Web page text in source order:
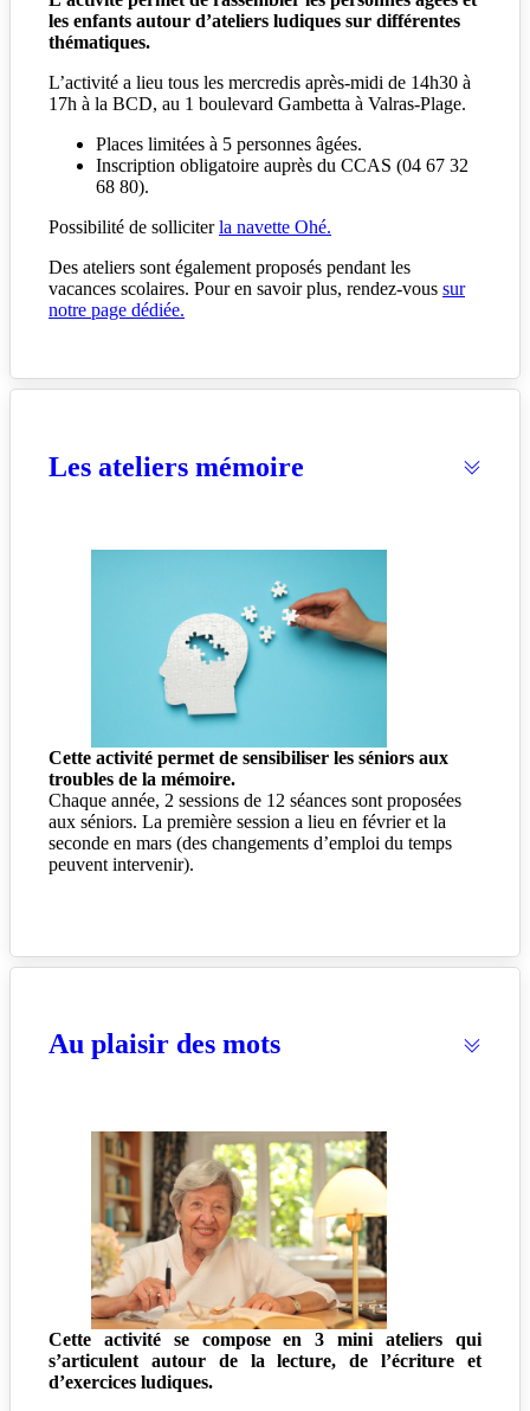
les enfants autour d’ateliers ludiques sur différentes
thématiques.
L’activité a lieu tous les mercredis après-midi de 14h30 à
17h à la BCD, au 1 boulevard Gambetta à Valras-Plage.
Places limitées à 5 personnes âgées.
Inscription obligatoire auprès du CCAS (04 67 32
68 80).
Possibilité de solliciterla navette Ohé.
Des ateliers sont également proposés pendant les
vacances scolaires. Pour en savoir plus, rendez-vous sur
notre page dédiée.
Les ateliers mémoire
Cette activité permet de sensibiliser les séniors aux
troubles de la mémoire.
Chaque année, 2 sessions de 12 séances sont proposées
aux séniors. La première session a lieu en février et la
seconde en mars (des changements d’emploi du temps
peuvent intervenir).
Au plaisir des mots
Cette activité se compose en 3 mini ateliers qui
s’articulent autour de la lecture, de l’écriture et
d’exercices ludiques.